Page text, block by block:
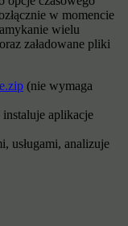
w momencie
wielu
załadowane pliki
(nie wymaga
aplikacje
usługami, analizuje